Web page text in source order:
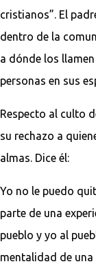
cristianos”. El
dentro de la
a dónde los
personas en sus
Respecto al culto
su rechazo a
almas. Dice él:
Yo no le puedo
parte de una
pueblo y yo al
mentalidad de